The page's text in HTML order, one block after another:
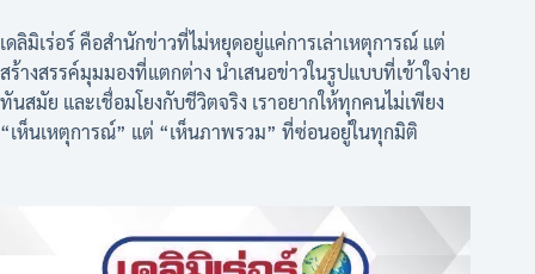
เดลิมิเร่อร์ คือสำนักข่าวที่ไม่หยุดอยู่แค่การเล่าเหตุการณ์ แต่
สร้างสรรค์มุมมองที่แตกต่าง นำเสนอข่าวในรูปแบบที่เข้าใจง่าย
ทันสมัย และเชื่อมโยงกับชีวิตจริง เราอยากให้ทุกคนไม่เพียง
“เห็นเหตุการณ์” แต่ “เห็นภาพรวม” ที่ซ่อนอยู่ในทุกมิติ